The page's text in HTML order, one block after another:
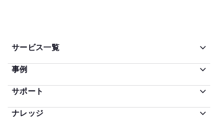
サービス一覧
事例
サポート
ナレッジ